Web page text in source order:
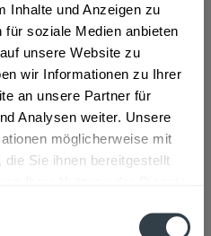
Inhalte und Anzeigen zu
soziale Medien anbieten
unsere Website zu
wir Informationen zu Ihrer
an unsere Partner für
Analysen weiter. Unsere
möglicherweise mit
Sie ihnen bereitgestellt
ist mehr als eine
aus der Andreas-
Mineralisierung
Spessart  und natürlich
der besonders
und Kaffee passt." so der